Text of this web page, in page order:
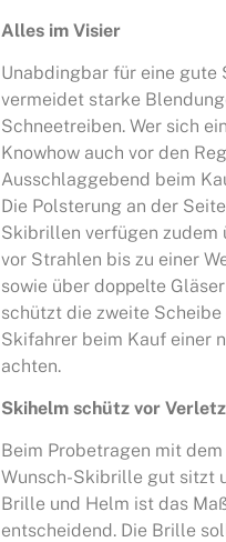
Alles im Visier
Unabdingbar für eine
vermeidet starke
Schneetreiben. Wer sich
Knowhow auch vor den
Ausschlaggebend beim
Die Polsterung an der
Skibrillen verfügen zudem
vor Strahlen bis zu einer
sowie über doppelte
schützt die zweite
Skifahrer beim Kauf einer
achten.
Skihelm schütz vor
Beim Probetragen mit
Wunsch-Skibrille gut sitzt
Brille und Helm ist das
entscheidend. Die Brille